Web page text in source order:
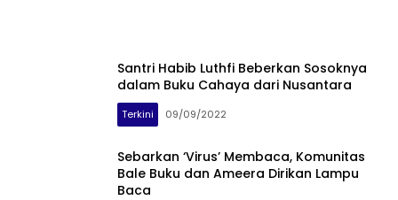
Santri Habib Luthfi Beberkan Sosoknya
dalam Buku Cahaya dari Nusantara
Terkini 09/09/2022
Sebarkan ‘Virus’ Membaca, Komunitas
Bale Buku dan Ameera Dirikan Lampu
Baca